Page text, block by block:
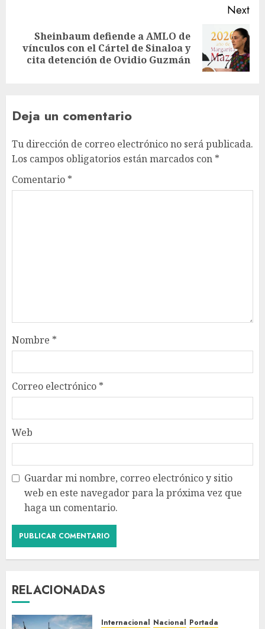
Next
Sheinbaum defiende a AMLO de
vínculos con el Cártel de Sinaloa y
cita detención de Ovidio Guzmán
Deja un comentario
Tu dirección de correo electrónico no será publicada.
Los campos obligatorios están marcados con *
Comentario *
Nombre *
Correo electrónico *
Web
Guardar mi nombre, correo electrónico y sitio
web en este navegador para la próxima vez que
haga un comentario.
RELACIONADAS
Internacional Nacional Portada